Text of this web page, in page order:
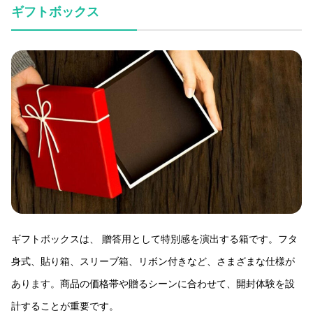
ギフトボックス
ギフトボックスは、 贈答用として特別感を演出する箱です。フタ
身式、貼り箱、スリーブ箱、リボン付きなど、さまざまな仕様が
あります。商品の価格帯や贈るシーンに合わせて、開封体験を設
計することが重要です。